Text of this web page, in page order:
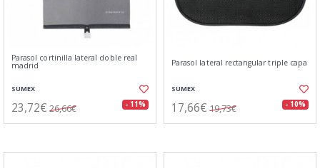
Parasol cortinilla lateral doble real
madrid
SUMEX
23,72€ 26,66€ - 11%
Parasol lateral rectangular triple capa
SUMEX
17,66€ 19,73€ - 10%